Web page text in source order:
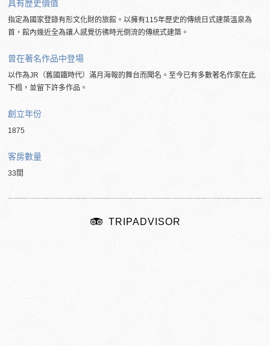
具有歷史價值
指定為國家登錄有形文化財的旅館。以擁有115年歷史的傳統日式建築溫泉為
首，館內幾近全為讓人感覺彷彿時光倒流的傳統式建築。
曾在著名作品中登場
以作為JR（舊國鐵時代）滿月海報的舞台而聞名。至今已有多數著名作家在此
下榻，並留下許多作品。
創立年份
1875
客房數量
33間
TRIPADVISOR